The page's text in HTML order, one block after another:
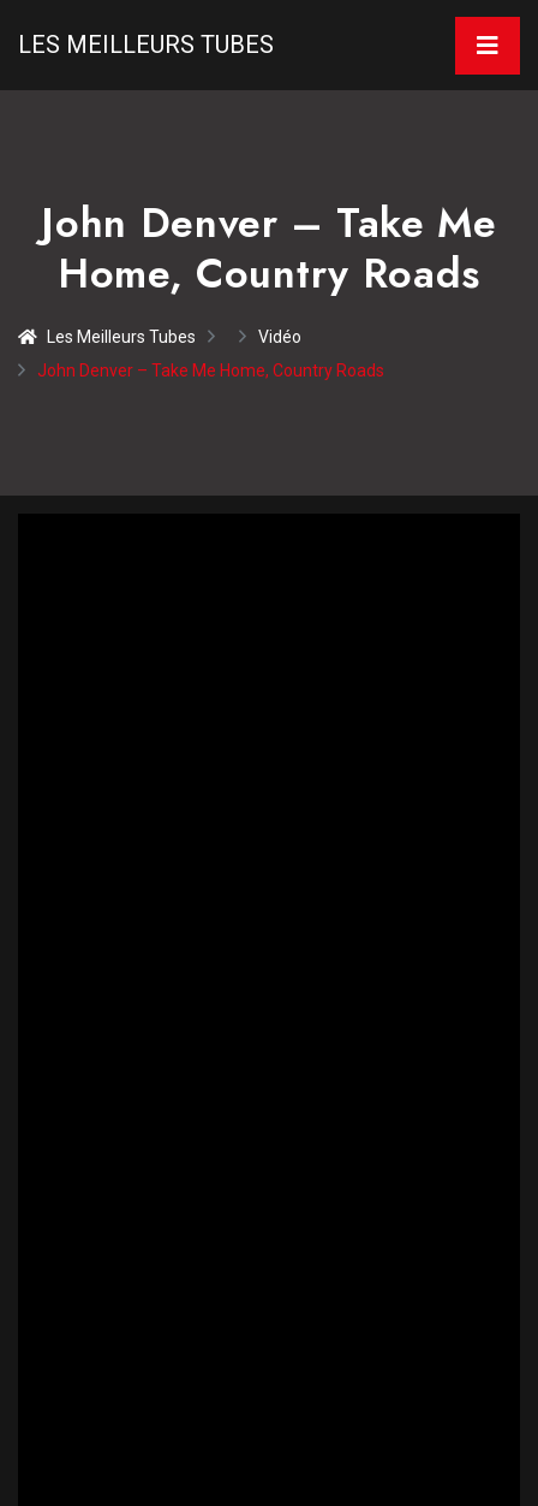
LES MEILLEURS TUBES
John Denver – Take Me
Home, Country Roads
Les Meilleurs Tubes
Vidéo
John Denver – Take Me Home, Country Roads